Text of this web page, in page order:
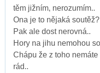
těm jižním, nerozumím..
Ona je to nějaká soutěž?
Pak ale dost nerovná..
Hory na jihu nemohou
Chápu že z toho
rád..